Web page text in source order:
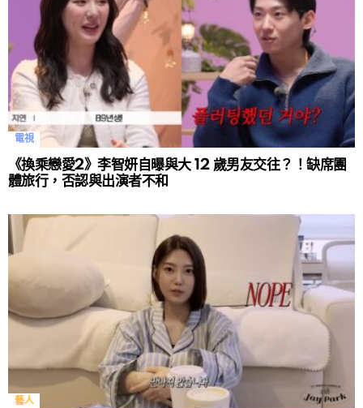
電視
《換乘戀愛2》李智妍自曝與大 12 歲男友交往？！缺席團
體旅行，否認與出演者不和
藝人